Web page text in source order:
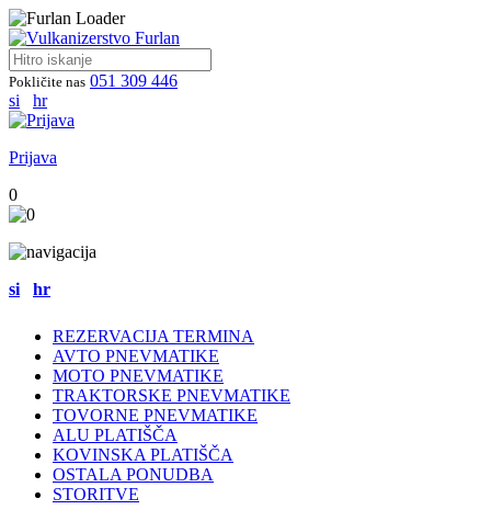
Pokličite nas 051 309 446
si
hr
Prijava
0
si hr
REZERVACIJA TERMINA
AVTO PNEVMATIKE
MOTO PNEVMATIKE
TRAKTORSKE PNEVMATIKE
TOVORNE PNEVMATIKE
ALU PLATIŠČA
KOVINSKA PLATIŠČA
OSTALA PONUDBA
STORITVE